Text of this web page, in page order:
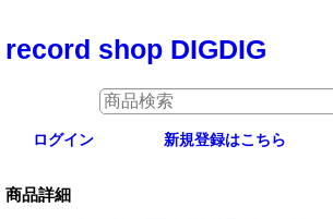
record shop DIGDIG
ログイン 新規登録はこちら
商品詳細